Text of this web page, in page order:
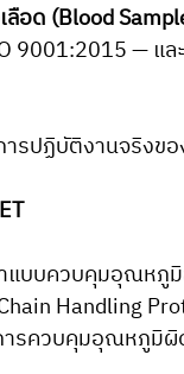
อด (Blood
9001:2015 — แล
รปฏิบัติงานจริงขอ
บบควบคุมอุณหภูมิ
Handling
ารควบคุมอุณหภูมิ